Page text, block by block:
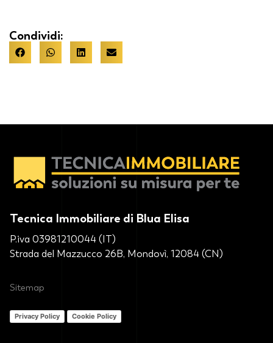
Condividi:
Tecnica Immobiliare di Blua Elisa
P.iva 03981210044 (IT)
Strada del Mazzucco 26B, Mondovì, 12084 (CN)
Sitemap
Privacy Policy Cookie Policy